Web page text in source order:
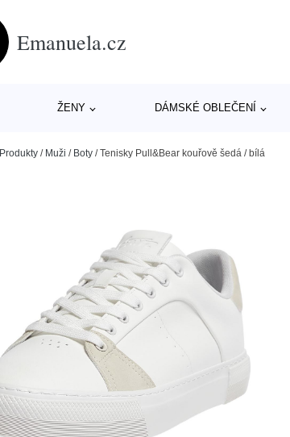
Emanuela.cz
ŽENY DÁMSKÉ OBLEČENÍ
Produkty / Muži / Boty /Tenisky Pull&Bear kouřově šedá / bílá